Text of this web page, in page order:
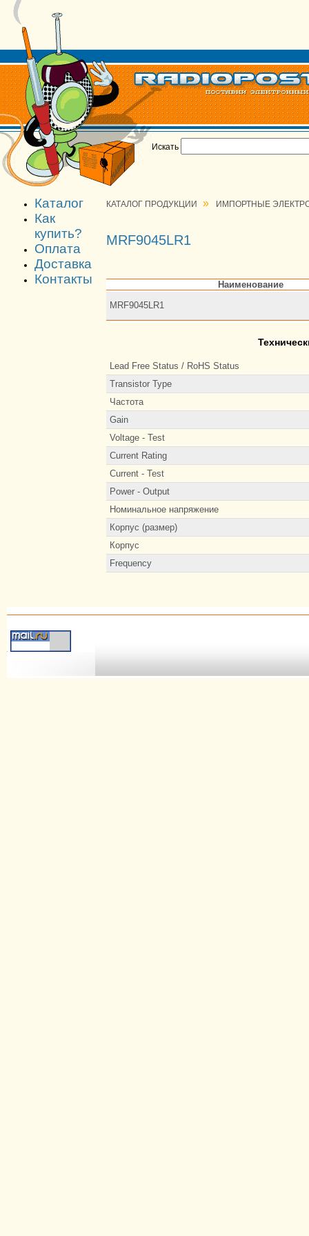
Искать
Каталог
Как
купить?
Оплата
Доставка
Контакты
КАТАЛОГ ПРОДУКЦИИ » ИМПОРТНЫЕ
MRF9045LR1
Наименование
MRF9045LR1
Lead Free Status / RoHS Status
Transistor Type
Частота
Gain
Voltage - Test
Current Rating
Current - Test
Power - Output
Номинальное напряжение
Корпус (размер)
Корпус
Frequency